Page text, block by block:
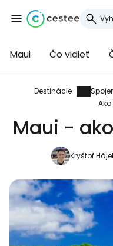
Maui Čo vidieť
Destinácie
Maui -
Kryštof
služby
... celosvetovej